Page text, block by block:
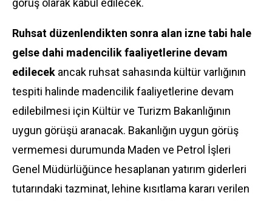
görüş olarak kabul edilecek.
Ruhsat düzenlendikten sonra alan izne tabi hale
gelse dahi madencilik faaliyetlerine devam
edilecek ancak ruhsat sahasında kültür varlığının
tespiti halinde madencilik faaliyetlerine devam
edilebilmesi için Kültür ve Turizm Bakanlığının
uygun görüşü aranacak. Bakanlığın uygun görüş
vermemesi durumunda Maden ve Petrol İşleri
Genel Müdürlüğünce hesaplanan yatırım giderleri
tutarındaki tazminat, lehine kısıtlama kararı verilen